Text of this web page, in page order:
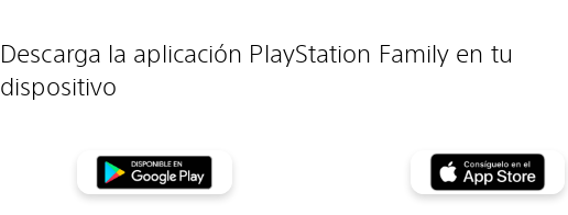
Descarga la aplicación PlayStation Family en tu
dispositivo